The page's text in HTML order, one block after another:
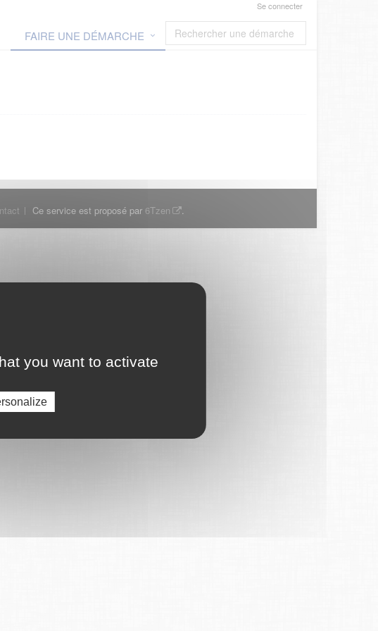
Se connecter
FAIRE UNE DÉMARCHE
Ce service est proposé par 6Tzen .
you want to activate